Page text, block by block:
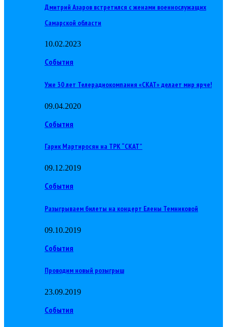
Дмитрий Азаров встретился с женами военнослужащих
Самарской области
10.02.2023
События
Уже 30 лет Телерадиокомпания «СКАТ» делает мир ярче!
09.04.2020
События
Гарик Мартиросян на ТРК “СКАТ”
09.12.2019
События
Разыгрываем билеты на концерт Елены Темниковой
09.10.2019
События
Проводим новый розыгрыш
23.09.2019
События